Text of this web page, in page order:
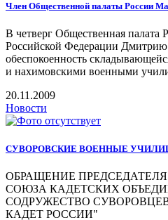
Член Общественной палаты России
В четверг Общественная палата
Российской Федерации Дмитрию
обеспокоенность
и нахимовскими военными
20.11.2009
Новости
СУВОРОВСКИЕ ВОЕННЫЕ
ОБРАЩЕНИЕ
СОЮЗА КАДЕТСКИХ
СОДРУЖЕСТВО
КАДЕТ РОССИИ"